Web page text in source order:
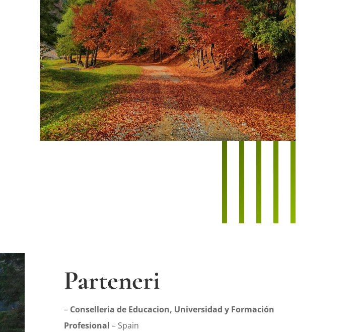
Parteneri
– Conselleria de Educacion, Universidad y Formación
Profesional – Spain